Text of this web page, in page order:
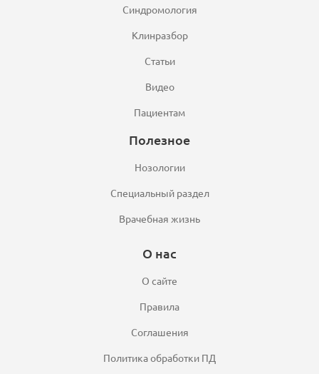
Синдромология
Клинразбор
Статьи
Видео
Пациентам
Полезное
Нозологии
Специальный раздел
Врачебная жизнь
О нас
О сайте
Правила
Соглашения
Политика обработки ПД